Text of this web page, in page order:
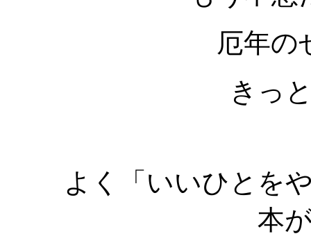
厄年の
きっ
よく「いいひとを
本